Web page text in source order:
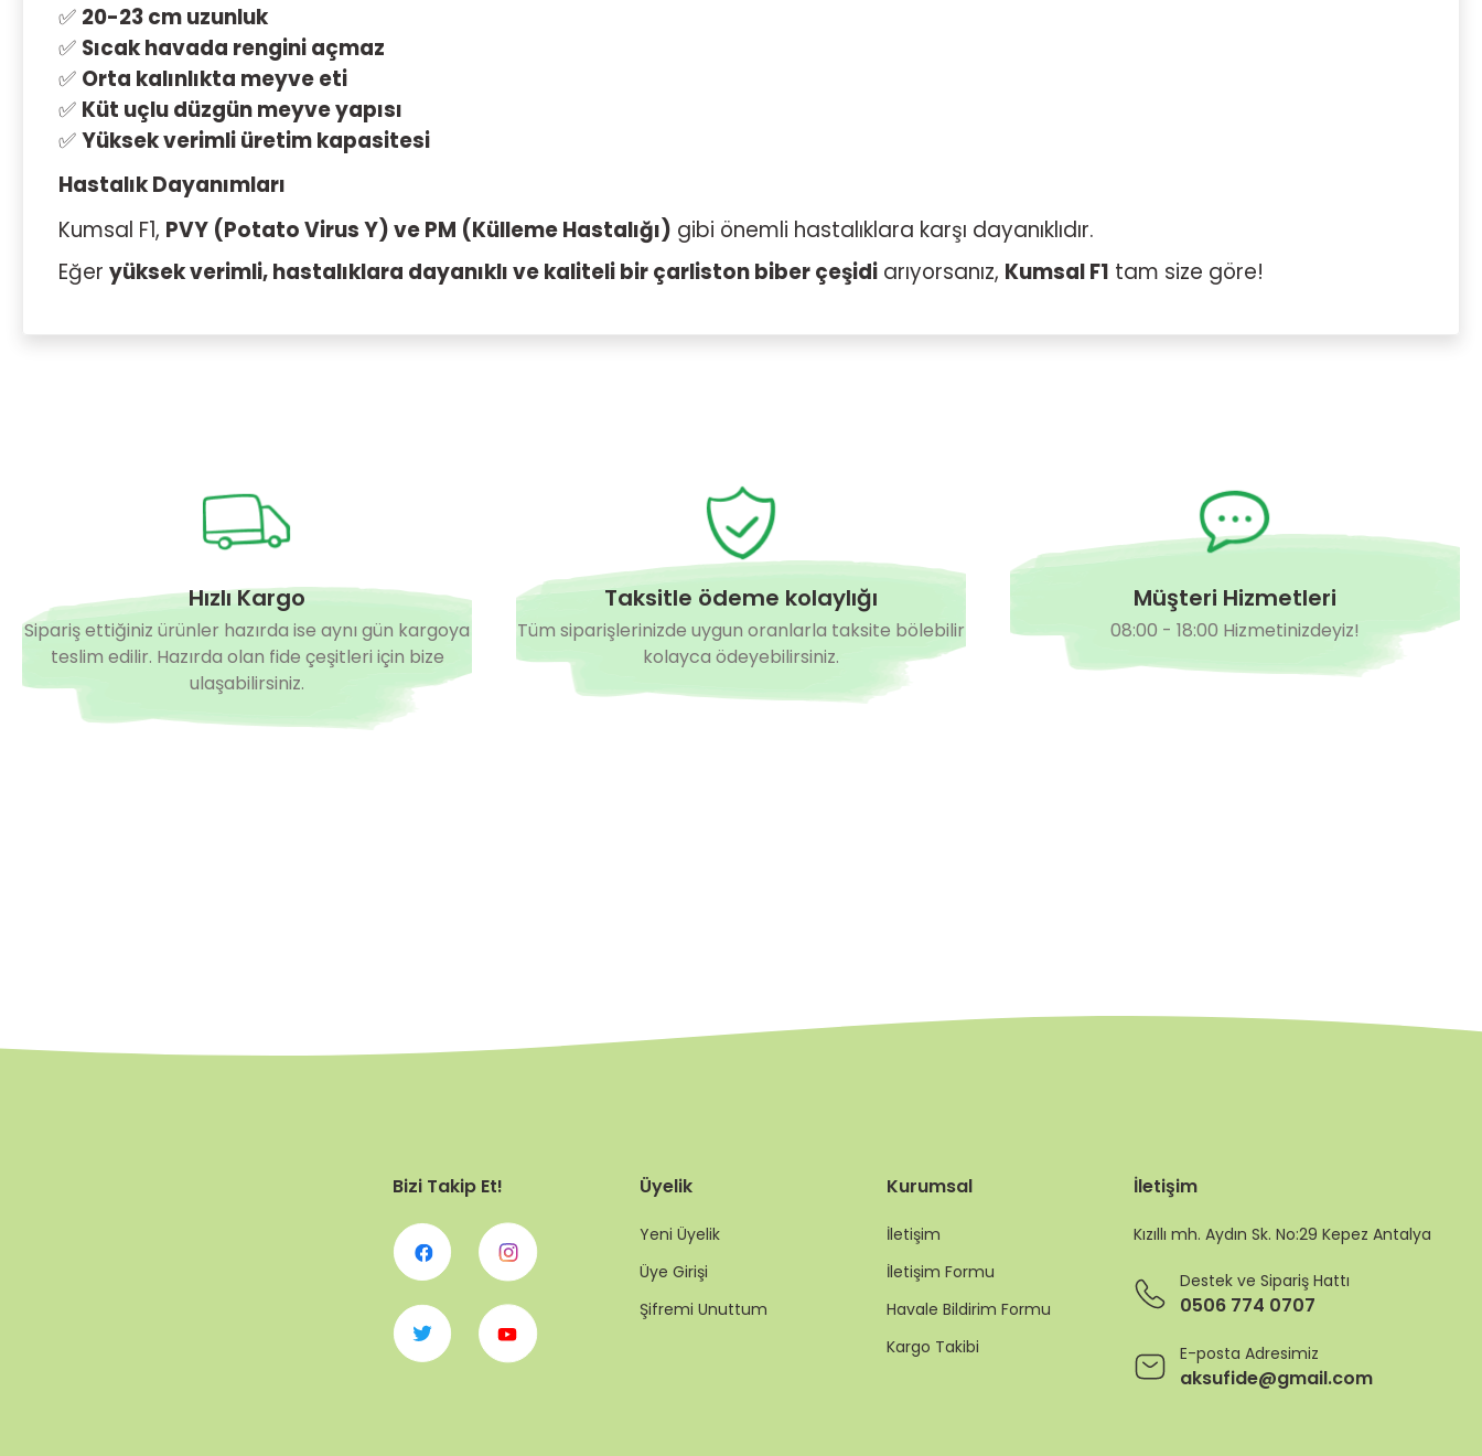
✅ 20-23 cm uzunluk
✅ Sıcak havada rengini açmaz
✅ Orta kalınlıkta meyve eti
✅ Küt uçlu düzgün meyve yapısı
✅Yüksek verimli üretim kapasitesi
Hastalık Dayanımları
Kumsal F1, PVY (Potato Virus Y) ve PM (Külleme Hastalığı) gibi önemli hastalıklara karşı dayanıklıdır.
Eğer yüksek verimli, hastalıklara dayanıklı ve kaliteli bir çarliston biber çeşidi arıyorsanız, Kumsal F1 tam size göre!
Hızlı Kargo
Sipariş ettiğiniz ürünler hazırda ise aynı gün kargoya
teslim edilir. Hazırda olan fide çeşitleri için bize
ulaşabilirsiniz.
Taksitle ödeme kolaylığı
Tüm siparişlerinizde uygun oranlarla taksite bölebilir
kolayca ödeyebilirsiniz.
Müşteri Hizmetleri
08:00 - 18:00 Hizmetinizdeyiz!
Bizi Takip Et! Üyelik
Yeni Üyelik
Üye Girişi
Şifremi Unuttum
Kurumsal
İletişim
İletişim Formu
Havale Bildirim Formu
Kargo Takibi
İletişim
Kızıllı mh. Aydın Sk. No:29 Kepez Antalya
Destek ve Sipariş Hattı
0506 774 0707
E-posta Adresimiz
aksufide@gmail.com